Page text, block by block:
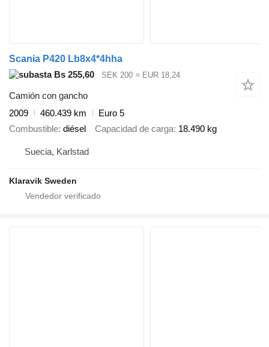
Scania P420 Lb8x4*4hha
Bs 255,60
SEK 200 ≈ EUR 18,24
Camión con gancho
2009
460.439 km
Euro 5
Combustible diésel Capacidad de carga 18.490 kg
Suecia, Karlstad
Klaravik Sweden